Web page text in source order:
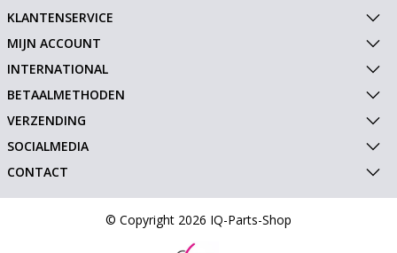
KLANTENSERVICE
MIJN ACCOUNT
INTERNATIONAL
BETAALMETHODEN
VERZENDING
SOCIALMEDIA
CONTACT
© Copyright 2026 IQ-Parts-Shop